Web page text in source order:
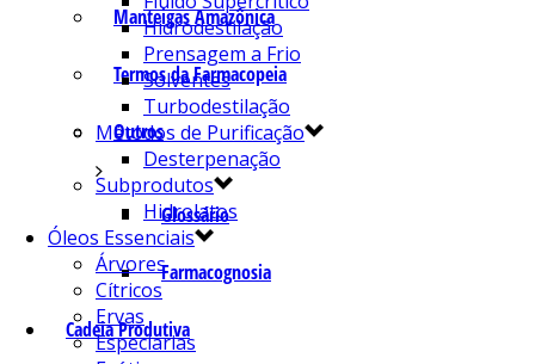
Manteigas Amazônica
Termos da Farmacopeia
Outros
Glossário
Farmacognosia
Cadeia Produtiva
Hidrodestilação
Prensagem a Frio
Solventes
Turbodestilação
Métodos de Purificação
Desterpenação
Subprodutos
Hidrolatos
Óleos Essenciais
Árvores
Cítricos
Ervas
Especiarias